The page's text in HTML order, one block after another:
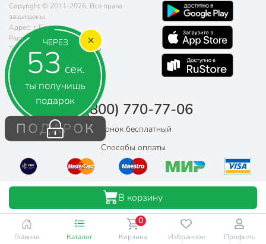
ЧЕРЕЗ
52 сек.
ты получишь
подарок
ПОДАРОК
Copyright © 2011-2026. Все права
защищены.
Адрес: г. Елец, ул.
Радиотехническая, д. 5
Телефон:
8 (800) 770-77-06
Почта:sales@poryadok.ru
8 (800) 770-77-06
Звонок бесплатный
Способы оплаты
Главная Каталог Корзина
0
Избранное Профиль
В корзину